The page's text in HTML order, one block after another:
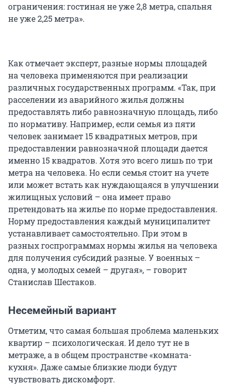
ограничения: гостиная не уже 2,8 метра, спальня
не уже 2,25 метра».
Как отмечает эксперт, разные нормы площадей
на человека применяются при реализации
различных государственных программ. «Так, при
расселении из аварийного жилья должны
предоставлять либо равнозначную площадь, либо
по нормативу. Например, если семья из пяти
человек занимает 15 квадратных метров, при
предоставлении равнозначной площади дается
именно 15 квадратов. Хотя это всего лишь по три
метра на человека. Но если семья стоит на учете
или может встать как нуждающаяся в улучшении
жилищных условий – она имеет право
претендовать на жилье по норме предоставления.
Норму предоставления каждый муниципалитет
устанавливает самостоятельно. При этом в
разных госпрограммах нормы жилья на человека
для получения субсидий разные. У военных –
одна, у молодых семей – другая», – говорит
Станислав Шестаков.
Несемейный вариант
Отметим, что самая большая проблема маленьких
квартир – психологическая. И дело тут не в
метраже, а в общем пространстве «комната-
кухня». Даже самые близкие люди будут
чувствовать дискомфорт.